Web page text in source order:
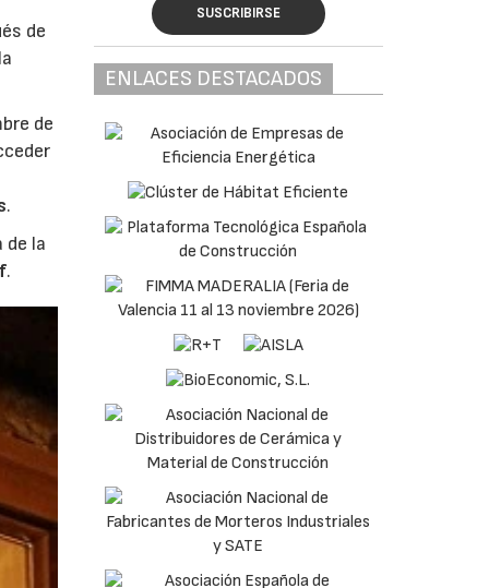
de
de
.
de la
.
SUSCRIBIRSE
ENLACES DESTACADOS